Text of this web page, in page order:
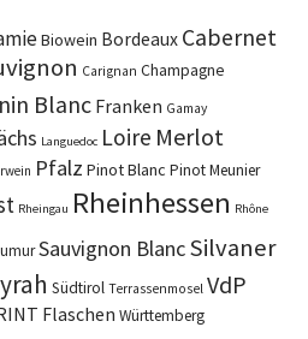
Biowein Bordeaux Cabernet
Carignan Champagne
BlancFranken Gamay
Languedoc Loire Merlot
Pfalz Pinot Blanc Pinot Meunier
Rheingau Rheinhessen Rhône
Sauvignon BlancSilvaner
Südtirol Terrassenmosel VdP
Flaschen Württemberg